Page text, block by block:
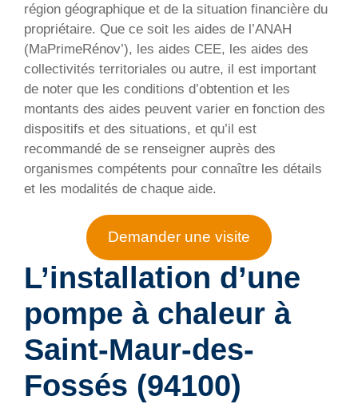
région géographique et de la situation financière du
propriétaire. Que ce soit les aides de l’ANAH
(MaPrimeRénov’), les aides CEE, les aides des
collectivités territoriales ou autre, il est important
de noter que les conditions d’obtention et les
montants des aides peuvent varier en fonction des
dispositifs et des situations, et qu’il est
recommandé de se renseigner auprès des
organismes compétents pour connaître les détails
et les modalités de chaque aide.
Demander une visite
L’installation d’une
pompe à chaleur à
Saint-Maur-des-
Fossés (94100)